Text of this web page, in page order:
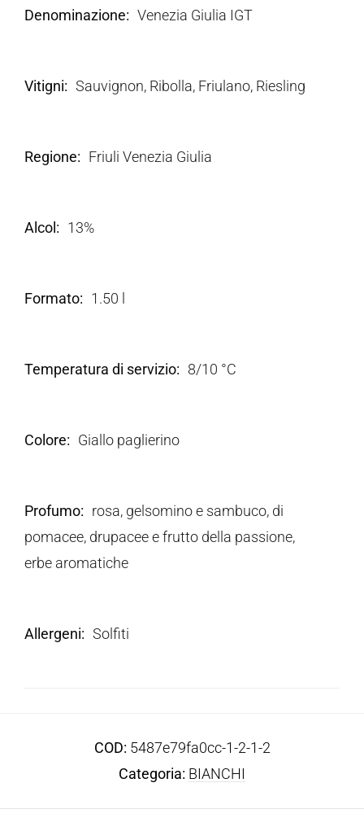
Denominazione Venezia Giulia IGT
Vitigni Sauvignon, Ribolla, Friulano, Riesling
Regione Friuli Venezia Giulia
Alcol 13%
Formato 1.50 l
Temperatura di servizio 8/10 °C
Colore Giallo paglierino
Profumo
rosa, gelsomino e sambuco, di
pomacee, drupacee e frutto della passione,
erbe aromatiche
Allergeni Solfiti
COD: 5487e79fa0cc-1-2-1-2
Categoria: BIANCHI